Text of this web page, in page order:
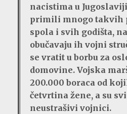
nacistima u
primili mnogo takvih
spola i svih godišta,
obučavaju ih vojni
se vratit u borbu za
domovine. Vojska
200.000 boraca od
četvrtina žene, a su
neustrašivi vojnici.